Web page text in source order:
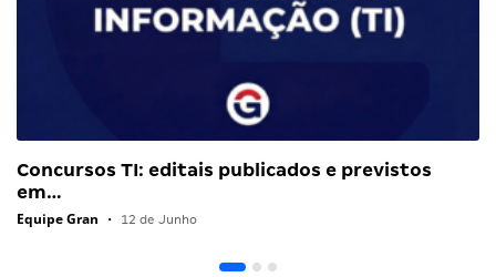
Concursos TI: editais publicados e previstos
em…
Equipe Gran • 12 de Junho